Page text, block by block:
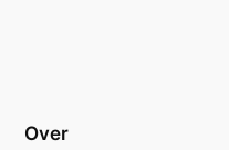
Over